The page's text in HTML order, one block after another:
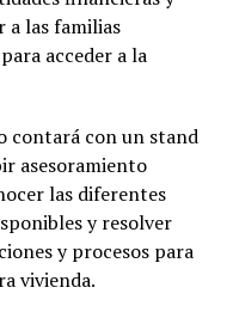
a las familias
acceder a la
contará con un stand
asesoramiento
las diferentes
y resolver
y procesos para
vivienda.